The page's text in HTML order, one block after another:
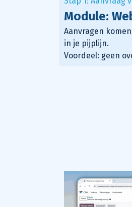
Module:
Aanvragen
in je pijplijn.
Voordeel: geen